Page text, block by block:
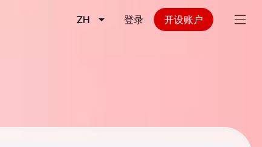
ZH 登录 开设账户